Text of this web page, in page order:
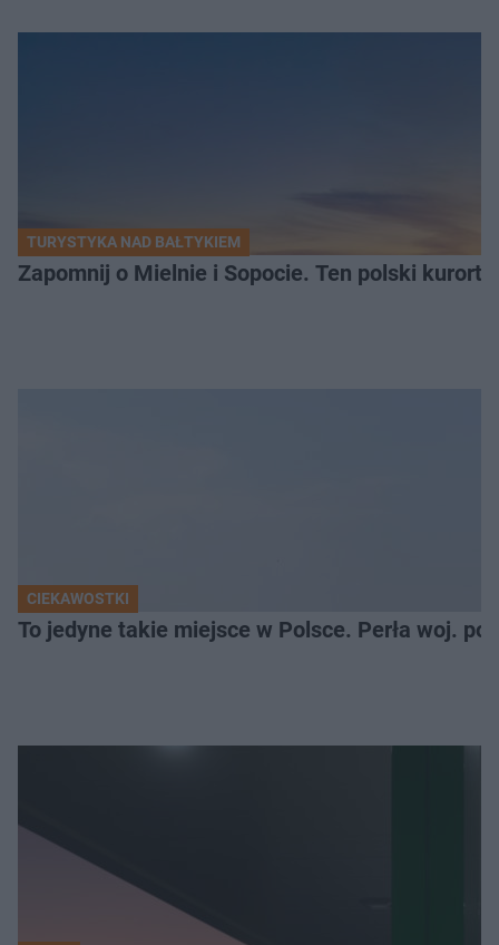
TURYSTYKA NAD BAŁTYKIEM
Zapomnij o Mielnie i Sopocie. Ten polski kurort
CIEKAWOSTKI
To jedyne takie miejsce w Polsce. Perła woj.